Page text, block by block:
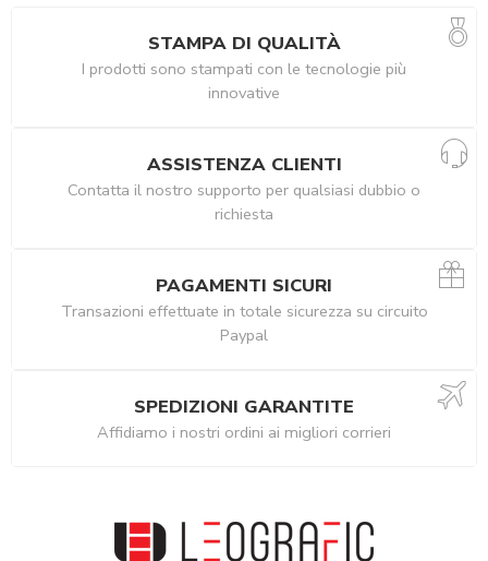
STAMPA DI QUALITÀ
I prodotti sono stampati con le tecnologie più
innovative
ASSISTENZA CLIENTI
Contatta il nostro supporto per qualsiasi dubbio o
richiesta
PAGAMENTI SICURI
Transazioni effettuate in totale sicurezza su circuito
Paypal
SPEDIZIONI GARANTITE
Affidiamo i nostri ordini ai migliori corrieri